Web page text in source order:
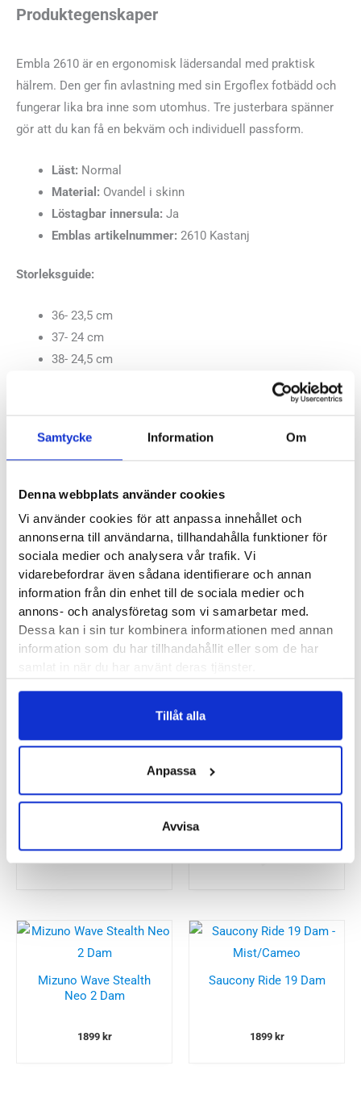
Samtycke Information Om
Denna webbplats använder cookies
Vi använder cookies för att anpassa innehållet och
annonserna till användarna, tillhandahålla funktioner för
sociala medier och analysera vår trafik. Vi
vidarebefordrar även sådana identifierare och annan
information från din enhet till de sociala medier och
annons- och analysföretag som vi samarbetar med.
Dessa kan i sin tur kombinera informationen med annan
information som du har tillhandahållit eller som de har
samlat in när du har använt deras tjänster.
Tillåt alla
Anpassa
Avvisa
Produktegenskaper
Embla 2610 är en ergonomisk lädersandal med praktisk
hälrem. Den ger fin avlastning med sin Ergoflex fotbädd och
fungerar lika bra inne som utomhus. Tre justerbara spänner
gör att du kan få en bekväm och individuell passform.
Läst: Normal
Material: Ovandel i skinn
Löstagbar innersula: Ja
Emblas artikelnummer: 2610 Kastanj
Storleksguide:
36- 23,5 cm
37- 24 cm
38- 24,5 cm
42- 27,4 cm
Recensioner
Besökta produkter
Embla 2795 Klassisk
Herrsandal
Mizuno Wave Stealth
Neo 2 Dam
1899 kr
Saucony Ride 19 Dam
1899 kr